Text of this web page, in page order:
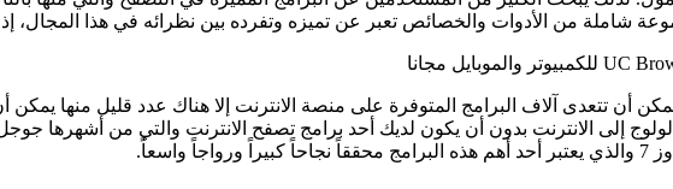
شاملة من الأدوات والخصائص تعبر عن تميزه وتفرده بين نظرائه في هذا المجال، إذ
أن تتعدى آلاف البرامج المتوفرة على منصة الانترنت إلا هناك عدد قليل منها
الولوج إلى الانترنت بدون أن يكون لديك أحد برامج تصفح الانترنت والتي من